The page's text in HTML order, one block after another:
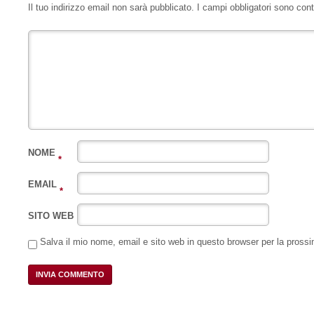
Il tuo indirizzo email non sarà pubblicato. I campi obbligatori sono
NOME
*
EMAIL
*
SITO WEB
Salva il mio nome, email e sito web in questo browser per la